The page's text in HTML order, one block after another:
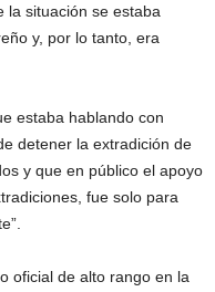
la situación se estaba
y, por lo tanto, era
estaba hablando con
detener la extradición de
y que en público el apoyo
fue solo para
oficial de alto rango en la